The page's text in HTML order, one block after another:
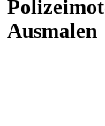
Ausmalen